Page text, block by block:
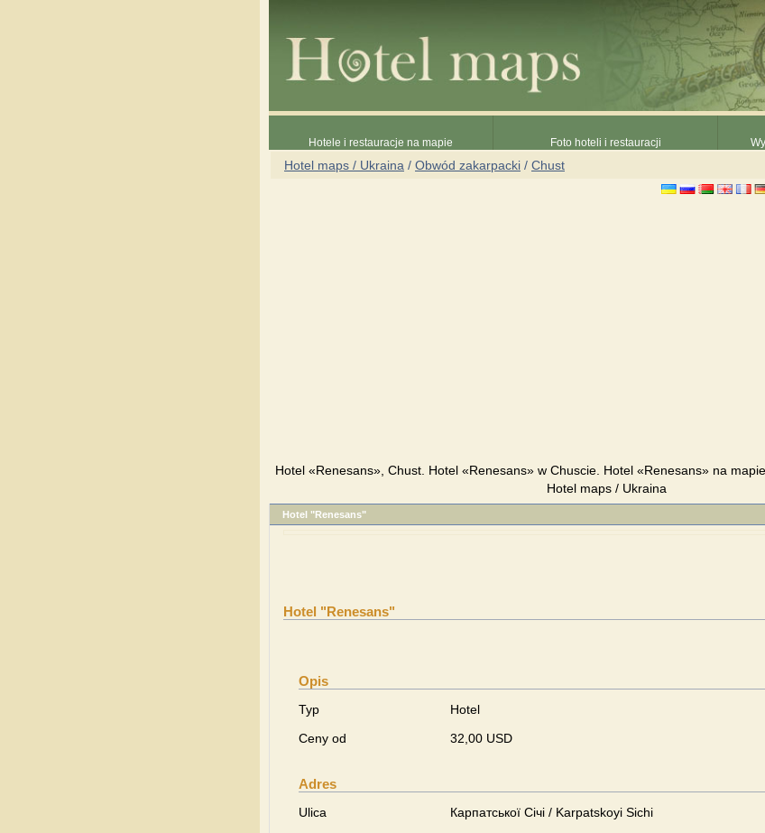
Hotele i restauracje na mapie Foto hoteli i restauracji
Hotel maps / Ukraina / Obwód zakarpacki / Chust
Hotel «Renesans», Chust. Hotel «Renesans» w Chuscie. Hotel «Renesans» na
Hotel maps / Ukraina
Hotel "Renesans"
Hotel "Renesans"
Opis
Typ
Hotel
Ceny od
32,00 USD
Adres
Ulica
Карпатської Січі / Karpatskoyi Sichi